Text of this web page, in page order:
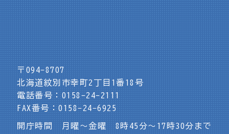
〒094-8707
北海道紋別市幸町2丁目1番18号
電話番号：0158-24-2111
FAX番号：0158-24-6925
開庁時間 月曜～金曜 8時45分～17時30分まで